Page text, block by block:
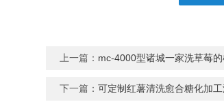
上一篇： mc-4000型诸城一家洗草莓
下一篇：可定制红薯清洗愈合糖化加